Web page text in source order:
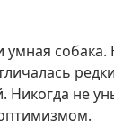
умная
не